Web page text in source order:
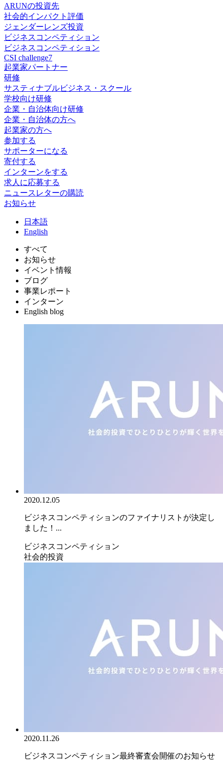
ARUNの投資先
社会的インパクト評価
ジェンダーレンズ投資
ビジネスコンペティション
ビジネスコンペティション
CSI challenge7
起業家パートナー
研修
サスティナブルビジネス・スクール
学校向け研修
企業・自治体向け研修
企業・自治体の方へ
起業家の方へ
参加する
サポーターになる
寄付する
インターンをする
求人に応募する
ニュースレターの購読
お知らせ
日 本語
English
すべて
お知らせ
イベント情報
ブログ
事業レポート
インターン
English blog
2020.12.05
ビジネスコンペティションのファイナリストが決定し
ました！...
ビジネスコンペティション
社会的投資
2020.11.26
ビジネスコンペティション最終審査会開催のお知らせ